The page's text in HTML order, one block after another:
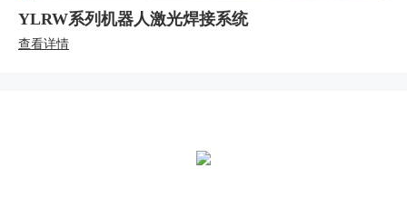
YLRW系列机器人激光焊接系统
查看详情